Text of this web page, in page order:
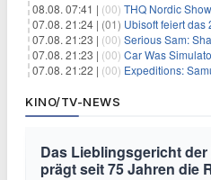
08.08. 07:41 | (00) THQ Nordic
07.08. 21:24 | (01) Ubisoft feiert das 25-
07.08. 21:23 | (00) Serious Sam:
07.08. 21:23 | (00) Car Was Simulator
07.08. 21:22 | (00) Expeditions: Samurai –
KINO/TV-NEWS
Das Lieblingsgericht
prägt seit 75 Jahren die